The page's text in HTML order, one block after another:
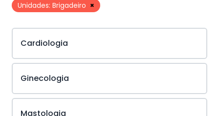
Unidades: Brigadeiro ×
Cardiologia
Ginecologia
Mastologia